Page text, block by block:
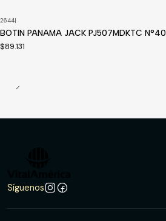
2644|
BOTIN PANAMA JACK PJ507MDKTC N°40
$89.131
Síguenos